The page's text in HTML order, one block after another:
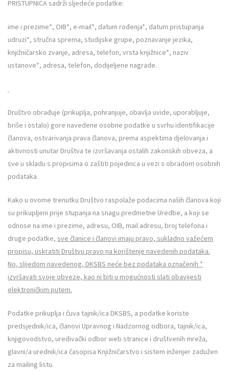
PRISTUPNICA sadrži sljedeće podatke:
ime i prezime*, OIB*, e-mail*, datum rođenja*, datum pristupanja
udruzi*, stručna sprema, studijske grupe, poznavanje jezika,
knjižničarsko zvanje, adresa, telefon, vrsta knjižnice*, naziv
ustanove*, adresa, telefon, dodijeljene nagrade.
Društvo obrađuje (prikuplja, pohranjuje, obavlja uvide, uporabljuje,
briše i ostalo) gore navedene osobne podatke u svrhu identifikacije
članova, ostvarivanja prava članova, prema aspektima djelovanja i
aktivnosti unutar Društva te izvršavanja ostalih zakonskih obveza, a
sve u skladu s propisima o zaštiti pojedinca u vezi s obradom osobnih
podataka.
Kako u ovome trenutku Društvo raspolaže podacima naših članova koji
su prikupljeni prije stupanja na snagu predmetne Uredbe, a koji se
odnose na ime i prezime, adresu, OIB, mail adresu, broj telefona i
druge podatke, sve članice i članovi imaju pravo, sukladno važećem
propisu, uskratiti Društvu pravo na korištenje navedenih podataka.
No, slijedom navedenog, DKSBS neće bez podataka označenih *
izvršavati svoje obveze, kao ni biti u mogućnosti slati obavijesti
elektroničkim putem.
Podatke prikuplja i čuva tajnik/ica DKSBS, a podatke koriste
predsjednik/ica, članovi Upravnog i Nadzornog odbora, tajnik/ica,
knjigovodstvo, uređivački odbor web stranice i društvenih mreža,
glavni/a urednik/ica časopisa Knjižničarstvo i sistem inženjer zadužen
za mailing listu.